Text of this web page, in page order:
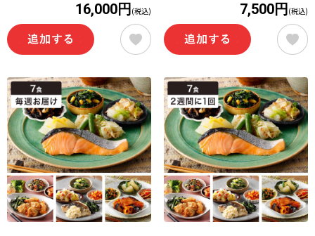
16,000円 (税込) 7,500円 (税込)